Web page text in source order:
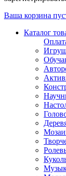
Ваша корзина
Каталог